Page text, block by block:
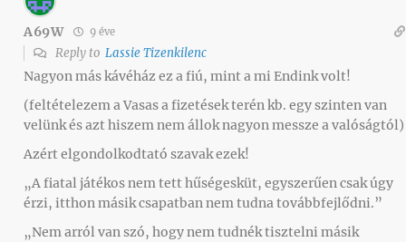
A69W 9 éve
Reply to Lassie Tizenkilenc
Nagyon más kávéház ez a fiú, mint a mi Endink volt!
(feltételezem a Vasas a fizetések terén kb. egy szinten van
velünk és azt hiszem nem állok nagyon messze a valóságtól)
Azért elgondolkodtató szavak ezek!
„A fiatal játékos nem tett hűségesküt, egyszerűen csak úgy
érzi, itthon másik csapatban nem tudna továbbfejlődni.”
„Nem arról van szó, hogy nem tudnék tisztelni másik